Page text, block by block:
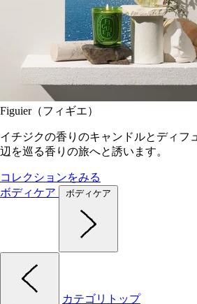
Figuier（フィギエ）
イチジクの香りのキャンドルとディフ
辺を巡る香りの旅へと誘います。
コレクションをみる
ボディケア
ボディケア
カテゴリトップ